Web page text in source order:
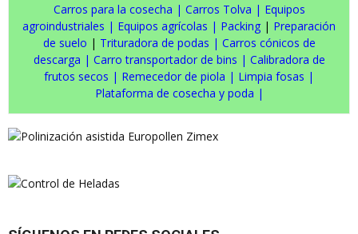
Carros para la cosecha | Carros Tolva | Equipos
agroindustriales | Equipos agrícolas | Packing | Preparación
de suelo | Trituradora de podas | Carros cónicos de
descarga | Carro transportador de bins | Calibradora de
frutos secos | Remecedor de piola | Limpia fosas |
Plataforma de cosecha y poda |